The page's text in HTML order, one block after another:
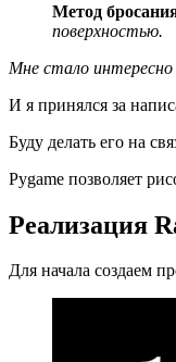
Метод
поверхностью.
Мне стало интересно
И я принялся за
Буду делать его на
Pygame позволяет
Реализация
Для начала создаем